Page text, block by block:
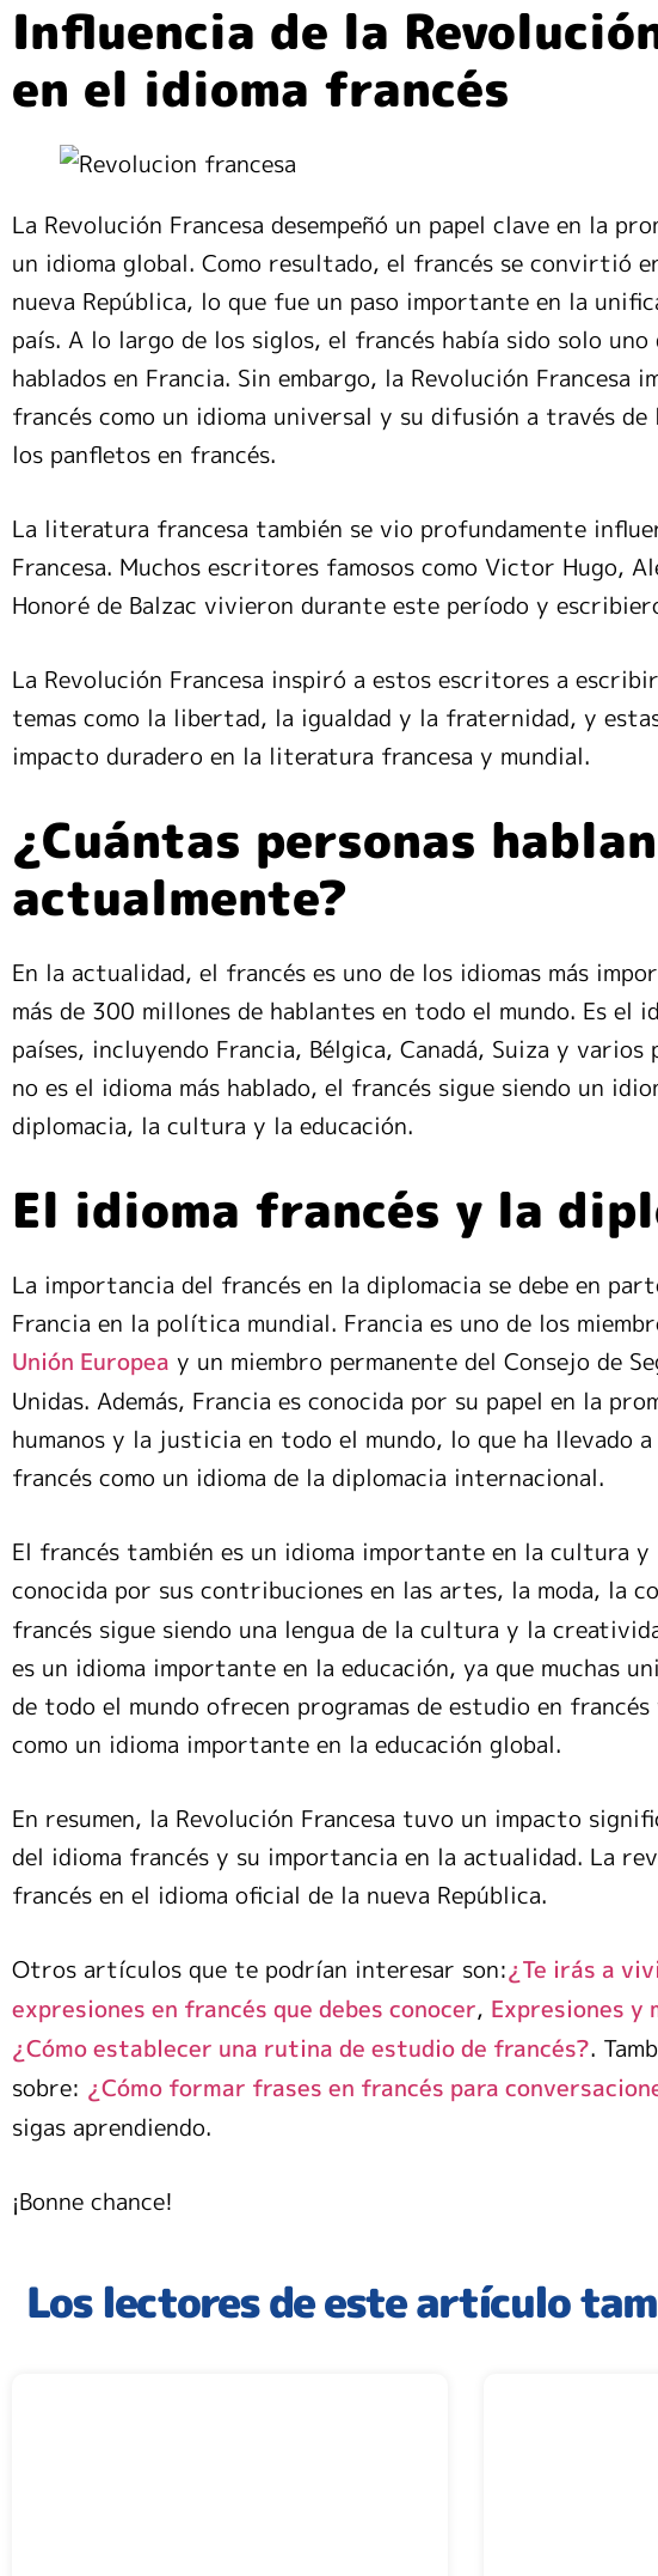
Influencia de la
en el idioma francés
La Revolución Francesa desempeñó un papel clave en la
un idioma global. Como resultado, el francés se convirtió
nueva República, lo que fue un paso importante en la
país. A lo largo de los siglos, el francés había sido solo uno
hablados en Francia. Sin embargo, la Revolución Francesa
francés como un idioma universal y su difusión a través
los panfletos en francés.
La literatura francesa también se vio profundamente
Francesa. Muchos escritores famosos como Victor Hugo,
Honoré de Balzac vivieron durante este período y
La Revolución Francesa inspiró a estos escritores a
temas como la libertad, la igualdad y la fraternidad, y
impacto duradero en la literatura francesa y mundial.
¿Cuántas personas
actualmente?
En la actualidad, el francés es uno de los idiomas más
más de 300 millones de hablantes en todo el mundo. Es el
países, incluyendo Francia, Bélgica, Canadá, Suiza y varios
no es el idioma más hablado, el francés sigue siendo un
diplomacia, la cultura y la educación.
El idioma francés y la
La importancia del francés en la diplomacia se debe en
Francia en la política mundial. Francia es uno de los
Unión Europea y un miembro permanente del Consejo de
Unidas. Además, Francia es conocida por su papel en la
humanos y la justicia en todo el mundo, lo que ha llevado
francés como un idioma de la diplomacia internacional.
El francés también es un idioma importante en la cultura y
conocida por sus contribuciones en las artes, la moda, la
francés sigue siendo una lengua de la cultura y la
es un idioma importante en la educación, ya que muchas
de todo el mundo ofrecen programas de estudio en
como un idioma importante en la educación global.
En resumen, la Revolución Francesa tuvo un impacto
del idioma francés y su importancia en la actualidad. La
francés en el idioma oficial de la nueva República.
Otros artículos que te podrían interesar son:¿Te irás a
expresiones en francés que debes conocer, Expresiones y
¿Cómo establecer una rutina de estudio de francés?.
sobre: ¿Cómo formar frases en francés para
sigas aprendiendo.
¡Bonne chance!
Los lectores de este artículo